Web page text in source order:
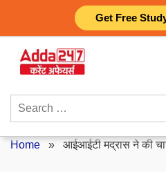
Get Free
content
Search
Home » आईआईटी मद्रास ने की